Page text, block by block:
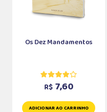
Os Dez Mandamentos
R$ 7,60
ADICIONAR AO CARRINHO